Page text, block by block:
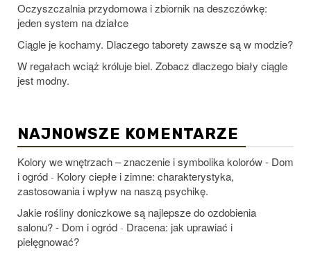
Oczyszczalnia przydomowa i zbiornik na deszczówkę:
jeden system na działce
Ciągle je kochamy. Dlaczego taborety zawsze są w modzie?
W regałach wciąż króluje biel. Zobacz dlaczego biały ciągle
jest modny.
NAJNOWSZE KOMENTARZE
Kolory we wnętrzach – znaczenie i symbolika kolorów - Dom
i ogród - Kolory ciepłe i zimne: charakterystyka,
zastosowania i wpływ na naszą psychikę.
Jakie rośliny doniczkowe są najlepsze do ozdobienia
salonu? - Dom i ogród - Dracena: jak uprawiać i
pielęgnować?